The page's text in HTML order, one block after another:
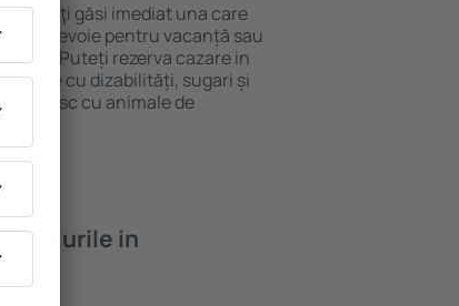
veţi găsi imediat una care
aveți nevoie pentru vacanță sau
Puteți rezerva cazare in
cu dizabilități, sugari și
cu animale de
in